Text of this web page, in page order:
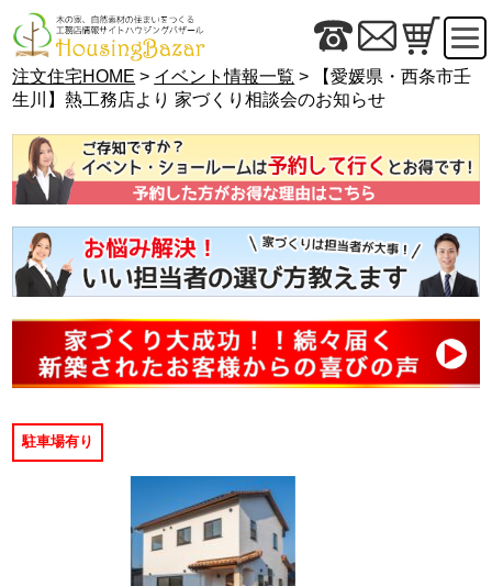
注文住宅HOME > イベント情報一覧 > 【愛媛県・西条市壬
生川】熱工務店より 家づくり相談会のお知らせ
駐車場有り